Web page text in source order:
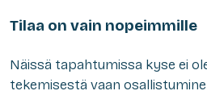
Tilaa on vain nopeimmille
Näissä tapahtumissa kyse ei
tekemisestä vaan